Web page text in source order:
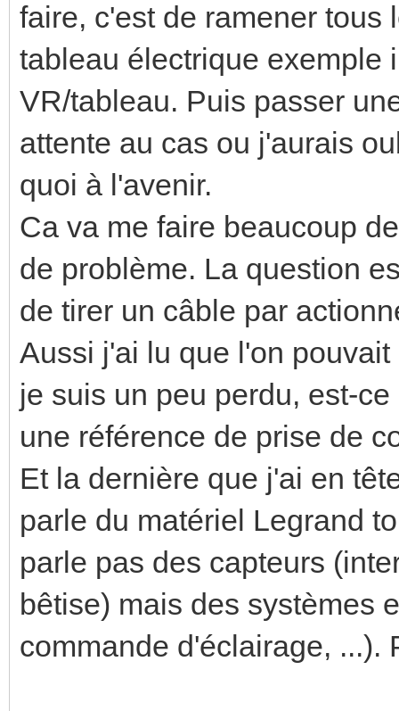
faire, c'est de ramener tous
tableau électrique exemple
VR/tableau. Puis passer
attente au cas ou j'aurais
quoi à l'avenir.
Ca va me faire beaucoup
de problème. La question
de tirer un câble par
Aussi j'ai lu que l'on
je suis un peu perdu, est-
une référence de prise de
Et la dernière que j'ai en
parle du matériel Legrand
parle pas des capteurs
bêtise) mais des systèmes
commande d'éclairage, ...).